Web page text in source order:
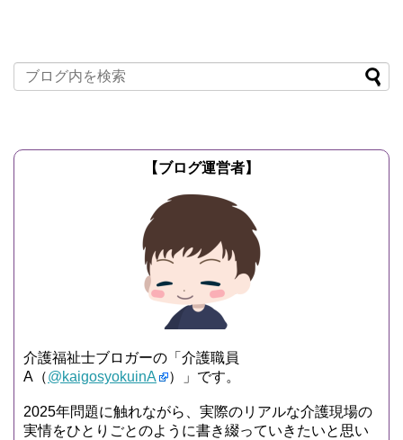
【ブログ運営者】
介護福祉士ブロガーの「介護職員
A（@kaigosyokuinA ）」です。
2025年問題に触れながら、実際のリアルな介護現場の
実情をひとりごとのように書き綴っていきたいと思い